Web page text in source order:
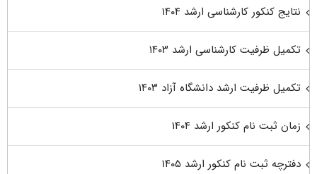
نتایج کنکور کارشناسی ارشد ۱۴۰۴
تکمیل ظرفیت کارشناسی ارشد ۱۴۰۳
تکمیل ظرفیت ارشد دانشگاه آزاد ۱۴۰۳
زمان ثبت نام کنکور ارشد ۱۴۰۴
دفترچه ثبت نام کنکور ارشد ۱۴۰۵